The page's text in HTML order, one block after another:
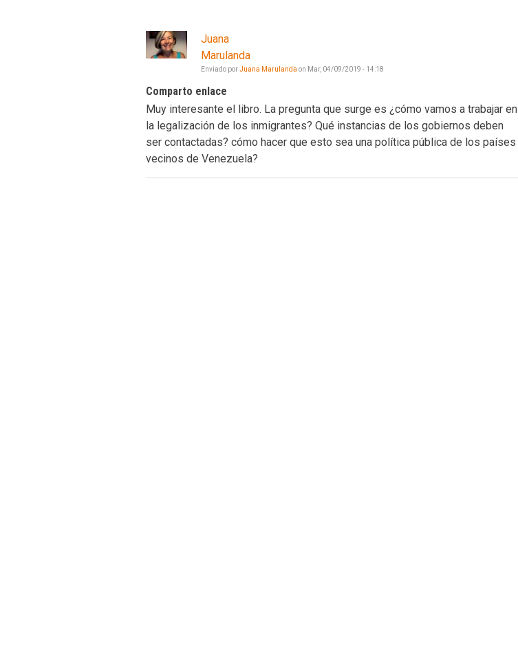
Juana
Marulanda
Enviado porJuana Marulanda on Mar, 04/09/2019 - 14:18
Comparto enlace
Muy interesante el libro. La pregunta que surge es ¿cómo vamos a trabajar en
la legalización de los inmigrantes? Qué instancias de los gobiernos deben
ser contactadas? cómo hacer que esto sea una política pública de los países
vecinos de Venezuela?